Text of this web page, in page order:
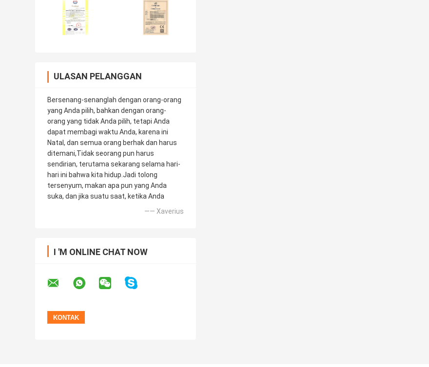
ULASAN PELANGGAN
Bersenang-senanglah dengan orang-orang
yang Anda pilih, bahkan dengan orang-
orang yang tidak Anda pilih, tetapi Anda
dapat membagi waktu Anda, karena ini
Natal, dan semua orang berhak dan harus
ditemani,Tidak seorang pun harus
sendirian, terutama sekarang selama hari-
hari ini bahwa kita hidup.Jadi tolong
tersenyum, makan apa pun yang Anda
suka, dan jika suatu saat, ketika Anda
—— Xaverius
I 'M ONLINE CHAT NOW